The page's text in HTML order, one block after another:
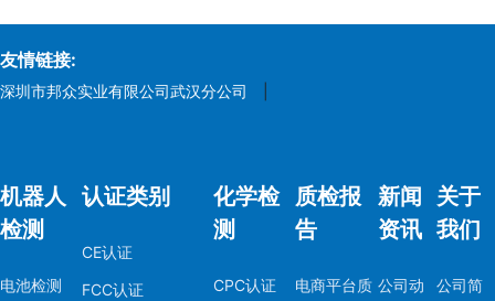
友情链接:
深圳市邦众实业有限公司武汉分公司
机器人
检测
电池检测
认证类别
CE认证
FCC认证
化学检
测
CPC认证
质检报
告
电商平台质
新闻
资讯
公司动
关于
我们
公司简